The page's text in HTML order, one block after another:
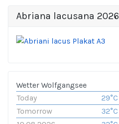
Abriana lacusana 2026
Wetter Wolfgangsee
Today
29°C
Tomorrow
32°C